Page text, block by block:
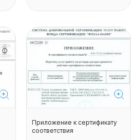
Приложение к сертификату
соответствия